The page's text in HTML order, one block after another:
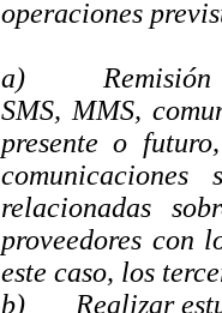
operaciones
a)
SMS, MMS,
presente o
relacionadas
proveedores con
este caso, los
b) Realizar